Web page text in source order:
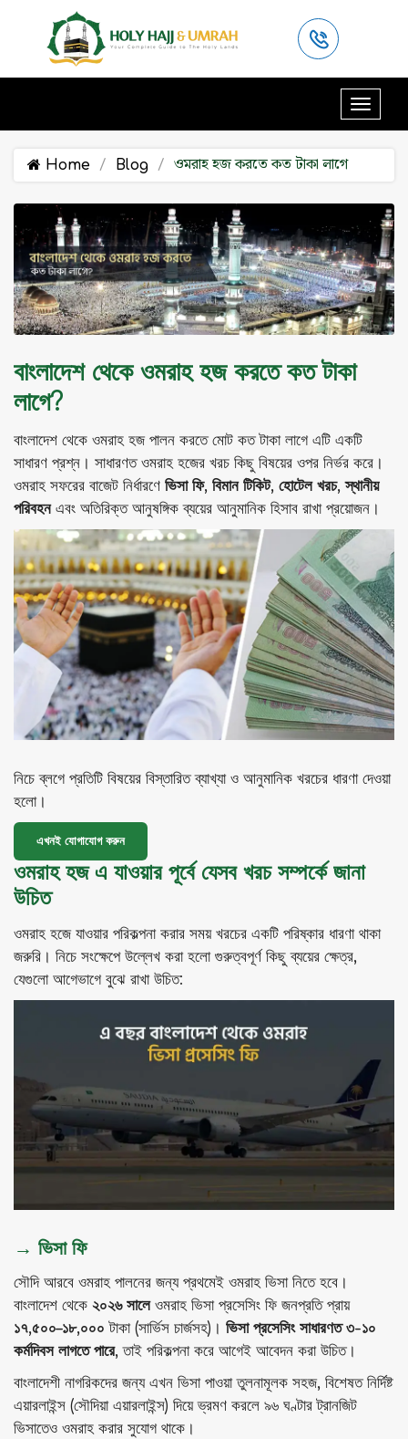
Home Blog ওমরাহ হজ করতে কত টাকা লাগে
বাংলাদেশ থেকে ওমরাহ হজ করতে কত টাকা
লাগে?
বাংলাদেশ থেকে ওমরাহ হজ পালন করতে মোট কত টাকা লাগে এটি একটি
সাধারণ প্রশ্ন। সাধারণত ওমরাহ হজের খরচ কিছু বিষয়ের ওপর নির্ভর করে।
ওমরাহ সফরের বাজেট নির্ধারণে ভিসা ফি, বিমান টিকিট, হোটেল খরচ, স্থানীয়
পরিবহনএবং অতিরিক্ত আনুষঙ্গিক ব্যয়ের আনুমানিক হিসাব রাখা প্রয়োজন।
নিচে ব্লগে প্রতিটি বিষয়ের বিস্তারিত ব্যাখ্যা ও আনুমানিক খরচের ধারণা দেওয়া
হলো।
এখনই যোগাযোগ করুন
ওমরাহ হজ এ যাওয়ার পূর্বে যেসব খরচ সম্পর্কে জানা
উচিত
ওমরাহ হজে যাওয়ার পরিকল্পনা করার সময় খরচের একটি পরিষ্কার ধারণা থাকা
জরুরি। নিচে সংক্ষেপে উল্লেখ করা হলো গুরুত্বপূর্ণ কিছু ব্যয়ের ক্ষেত্র,
যেগুলো আগেভাগে বুঝে রাখা উচিত:
→ ভিসা ফি
সৌদি আরবে ওমরাহ পালনের জন্য প্রথমেই ওমরাহ ভিসা নিতে হবে।
বাংলাদেশ থেকে ২০২৬ সালেওমরাহ ভিসা প্রসেসিং ফি জনপ্রতি প্রায়
১৭,৫০০–১৮,০০০ টাকা (সার্ভিস চার্জসহ)। ভিসা প্রসেসিং সাধারণত ৩-১০
কর্মদিবস লাগতে পারে, তাই পরিকল্পনা করে আগেই আবেদন করা উচিত।
বাংলাদেশী নাগরিকদের জন্য এখন ভিসা পাওয়া তুলনামূলক সহজ, বিশেষত নির্দিষ্ট
এয়ারলাইন্স (সৌদিয়া এয়ারলাইন্স) দিয়ে ভ্রমণ করলে ৯৬ ঘণ্টার ট্রানজিট
ভিসাতেও ওমরাহ করার সুযোগ থাকে।